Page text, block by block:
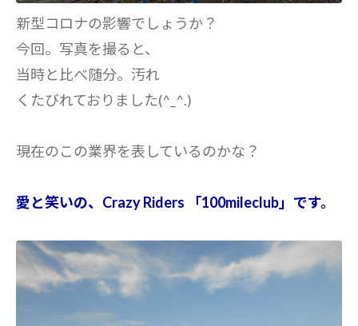
新型コロナの影響でしょうか？
今回。写真を撮ると、
当時と比べ随分。汚れ
くたびれておりました(^_^.)
現在のこの業界を表しているのかな？
愛と笑いの、Crazy Riders 「100mileclub」です。